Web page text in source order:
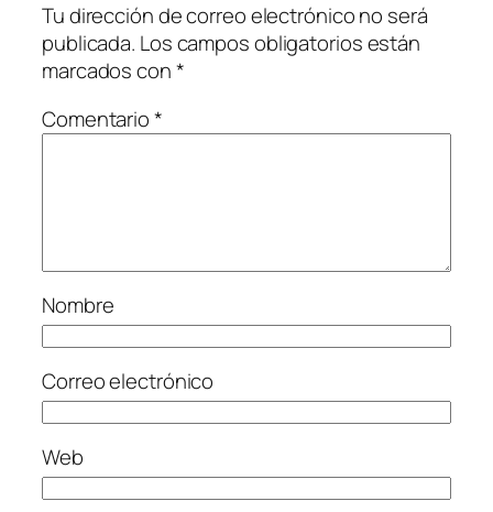
Tu dirección de correo electrónico no será
publicada. Los campos obligatorios están
marcados con*
Comentario*
Nombre
Correo electrónico
Web